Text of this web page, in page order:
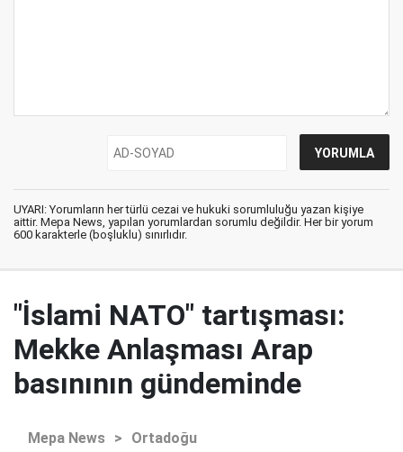
UYARI: Yorumların her türlü cezai ve hukuki sorumluluğu yazan kişiye
aittir. Mepa News, yapılan yorumlardan sorumlu değildir. Her bir yorum
600 karakterle (boşluklu) sınırlıdır.
"İslami NATO" tartışması:
Mekke Anlaşması Arap
basınının gündeminde
Mepa News > Ortadoğu